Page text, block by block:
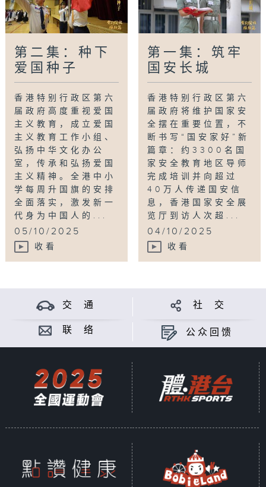
第二集：种下
爱国种子
香港特别行政区第六
届政府高度重视爱国
主义教育，成立爱国
主义教育工作小组、
弘扬中华文化办公
室，传承和弘扬爱国
主义精神。全港中小
学每周升国旗的安排
全面落实，激发新一
代身为中国人的...
05/10/2025
收看
第一集：筑牢
国安长城
香港特别行政区第六
届政府将维护国家安
全摆在重要位置，不
断书写“国安家好”新
篇章：约3300名国
家安全教育地区导师
完成培训并向超过
40万人传递国安信
息，香港国家安全展
览厅到访人次超...
04/10/2025
收看
交 通 社 交
联 络 公众回馈